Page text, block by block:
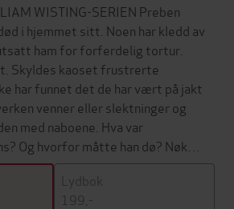
WISTING-SERIEN Preben
i hjemmet sitt. Noen har kledd av
ham for forferdelig tortur.
Skyldes kaoset frustrerte
har funnet det de har vært på jakt
venner eller slektninger og
med naboene. Hva var
Og hvorfor måtte han dø? Nøk…
Lydbok
199,-